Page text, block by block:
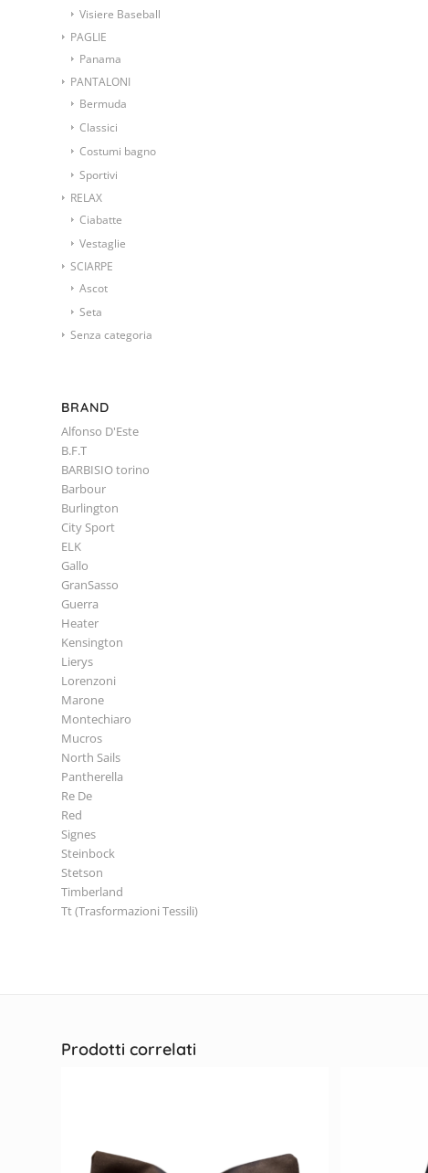
Visiere Baseball
PAGLIE
Panama
PANTALONI
Bermuda
Classici
Costumi bagno
Sportivi
RELAX
Ciabatte
Vestaglie
SCIARPE
Ascot
Seta
Senza categoria
BRAND
Alfonso D'Este
B.F.T
BARBISIO torino
Barbour
Burlington
City Sport
ELK
Gallo
GranSasso
Guerra
Heater
Kensington
Lierys
Lorenzoni
Marone
Montechiaro
Mucros
North Sails
Pantherella
Re De
Red
Signes
Steinbock
Stetson
Timberland
Tt (Trasformazioni Tessili)
Prodotti correlati